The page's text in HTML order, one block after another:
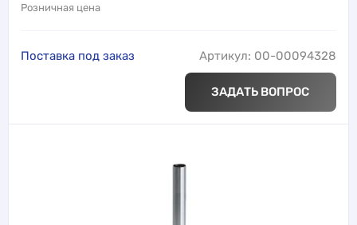
Розничная цена
Поставка под заказ Артикул: 00-00094328
ЗАДАТЬ ВОПРОС